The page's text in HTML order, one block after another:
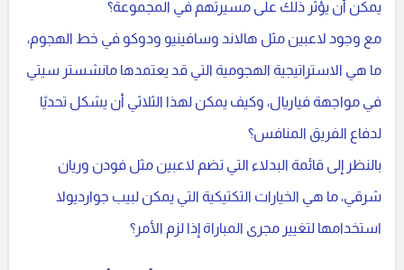
يمكن أن يؤثر ذلك على مسيرتهم في المجموعة؟
مع وجود لاعبين مثل هالاند وسافينيو ودوكو في خط الهجوم،
ما هي الاستراتيجية الهجومية التي قد يعتمدها مانشستر سيتي
في مواجهة فياريال، وكيف يمكن لهذا الثلاثي أن يشكل تحديًا
لدفاع الفريق المنافس؟
بالنظر إلى قائمة البدلاء التي تضم لاعبين مثل فودن وريان
شرقي، ما هي الخيارات التكتيكية التي يمكن لبيب جوارديولا
استخدامها لتغيير مجرى المباراة إذا لزم الأمر؟